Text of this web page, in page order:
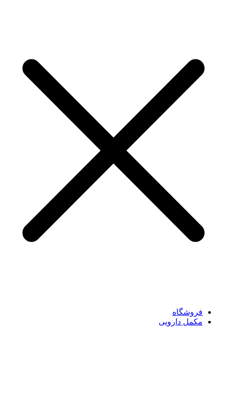
فروشگاه
مکمل دارویی